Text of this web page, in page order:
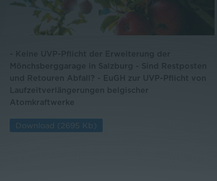
Wissenschaft
Kontakt
Mönchsberggarage in Salzburg - Sind Restposten
und Retouren Abfall? - EuGH zur UVP-Pflicht von
Laufzeitverlängerungen belgischer
Atomkraftwerke
Download (2695 Kb)